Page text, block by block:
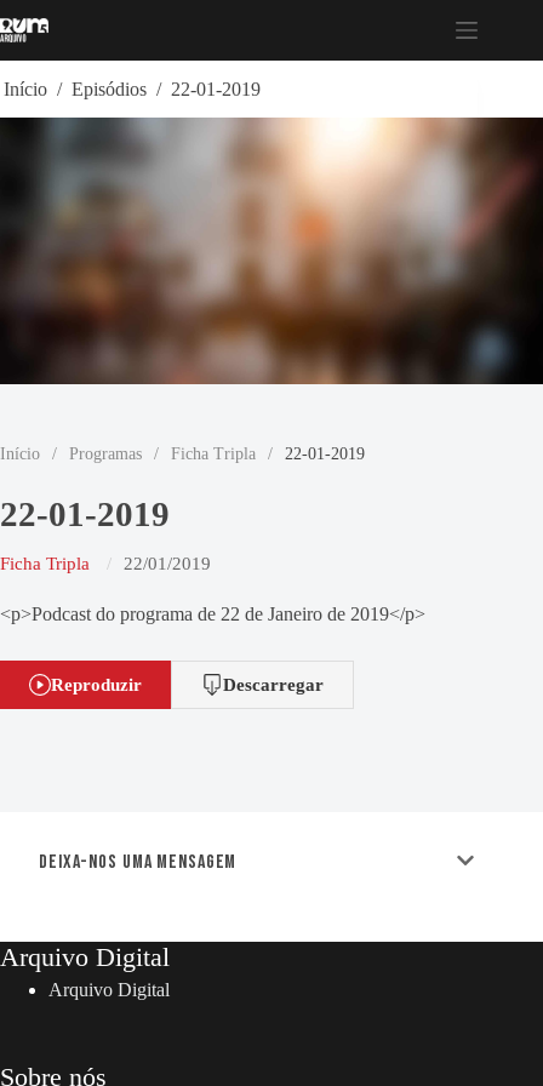
para
Início / Episódios / 22-01-2019
Início / Programas / Ficha Tripla / 22-01-2019
22-01-2019
Ficha Tripla 22/01/2019
<p>Podcast do programa de 22 de Janeiro de 2019</p>
Reproduzir Descarregar
Deixa-nos uma mensagem
Arquivo Digital
Arquivo Digital
Sobre nós